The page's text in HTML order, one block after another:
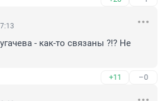
- как-то связаны ?!? Не
+11 –0